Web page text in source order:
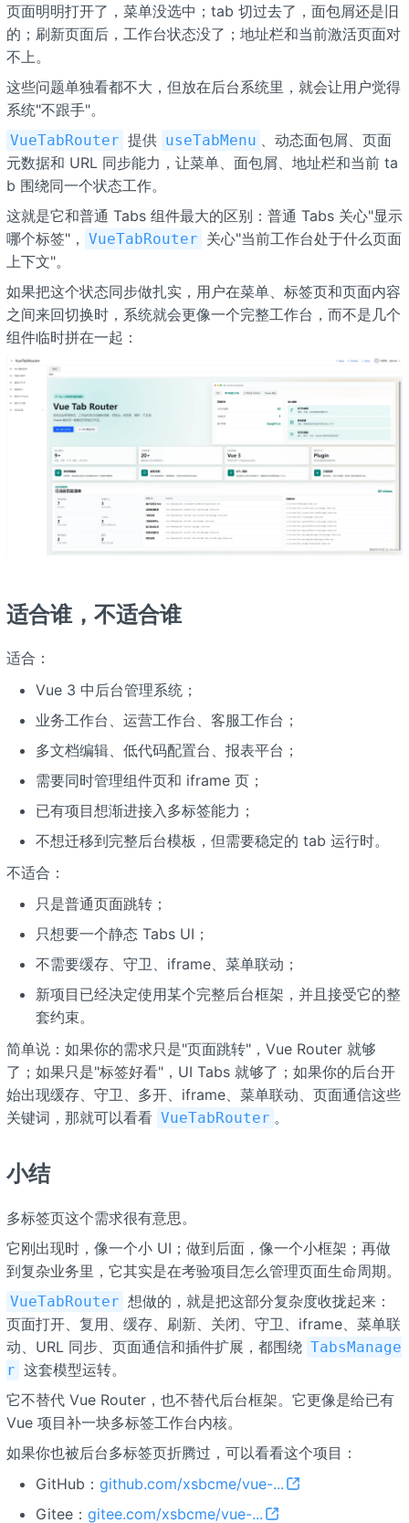
页面明明打开了，菜单没选中；tab 切过去了，面包屑还是旧
的；刷新页面后，工作台状态没了；地址栏和当前激活页面对
不上。
这些问题单独看都不大，但放在后台系统里，就会让用户觉得
系统"不跟手"。
VueTabRouter 提供 useTabMenu
、动态面包屑、页面
元数据和 URL 同步能力，让菜单、面包屑、地址栏和当前 ta
b 围绕同一个状态工作。
这就是它和普通 Tabs 组件最大的区别：普通 Tabs 关心"显示
哪个标签"， VueTabRouter 关心"当前工作台处于什么页面
上下文"。
如果把这个状态同步做扎实，用户在菜单、标签页和页面内容
之间来回切换时，系统就会更像一个完整工作台，而不是几个
组件临时拼在一起：
适合谁，不适合谁
适合：
Vue 3 中后台管理系统；
业务工作台、运营工作台、客服工作台；
多文档编辑、低代码配置台、报表平台；
需要同时管理组件页和 iframe 页；
已有项目想渐进接入多标签能力；
不想迁移到完整后台模板，但需要稳定的 tab 运行时。
不适合：
只是普通页面跳转；
只想要一个静态 Tabs UI；
不需要缓存、守卫、iframe、菜单联动；
新项目已经决定使用某个完整后台框架，并且接受它的整
套约束。
简单说：如果你的需求只是"页面跳转"，Vue Router 就够
了；如果只是"标签好看"，UI Tabs 就够了；如果你的后台开
始出现缓存、守卫、多开、iframe、菜单联动、页面通信这些
关键词，那就可以看看 VueTabRouter 。
小结
多标签页这个需求很有意思。
它刚出现时，像一个小 UI；做到后面，像一个小框架；再做
到复杂业务里，它其实是在考验项目怎么管理页面生命周期。
VueTabRouter 想做的，就是把这部分复杂度收拢起来：
页面打开、复用、缓存、刷新、关闭、守卫、iframe、菜单联
动、URL 同步、页面通信和插件扩展，都围绕 TabsManage
r 这套模型运转。
它不替代 Vue Router，也不替代后台框架。它更像是给已有
Vue 项目补一块多标签工作台内核。
如果你也被后台多标签页折腾过，可以看看这个项目：
GitHub： github.com/xsbcme/vue-...
Gitee： gitee.com/xsbcme/vue-...